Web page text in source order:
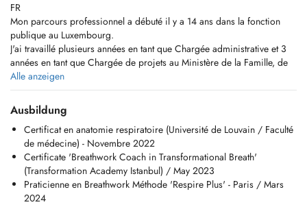
FR
Mon parcours professionnel a débuté il y a 14 ans dans la fonction
publique au Luxembourg.
J'ai travaillé plusieurs années en tant que Chargée administrative et 3
années en tant que Chargée de projets au Ministère de la Famille, de
l`Intégration et à la Grande Région.
Cependant, ma vie a pris un tournant inattendu après une épreuve de
santé liée à mon deuxième accouchement en 2015. Ce traumatisme
perturbant ma vie quotidienne, m'a incité à entreprendre un voyage
intérieur et à entamer mon chemin dans le développement personnel et
les approches psychocorporelles. C'est alors que j'ai découvert que le
traumatisme physique que j`ai vécu et mes émotions, qui avaient été
enfouies pendant trop longtemps, avaient besoin d'être explorés et
intégrés.
En avril 2022, j'ai expérimenté ma première séance de Breathwork
Alle anzeigen
Ausbildung
Certificat en anatomie respiratoire (Université de Louvain / Faculté
de médecine) - Novembre 2022
Certificate 'Breathwork Coach in Transformational Breath'
(Transformation Academy Istanbul) / May 2023
Praticienne en Breathwork Méthode 'Respire Plus' - Paris / Mars
2024